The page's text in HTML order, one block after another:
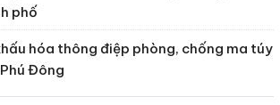
phố
hóa thông điệp phòng, chống ma túy
Đông